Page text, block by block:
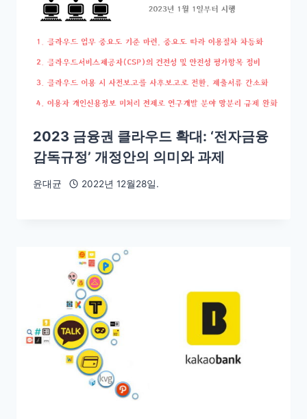
2023 금융권 클라우드 확대: ‘전자금융
감독규정’ 개정안의 의미와 과제
윤대균 2022년 12월28일.